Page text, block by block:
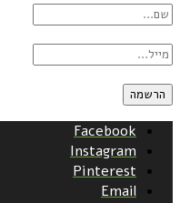
Facebook
Instagram
Pinterest
Email